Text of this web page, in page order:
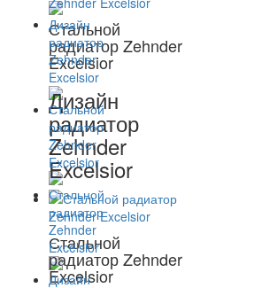
Стальной
радиатор Zehnder
Excelsior
Дизайн
радиатор
Zehnder
Excelsior
Стальной
радиатор Zehnder
Excelsior